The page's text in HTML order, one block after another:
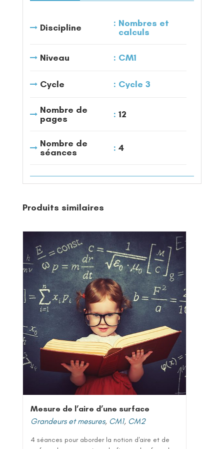
Discipline
Nombres et
calculs
Niveau CM1
Cycle Cycle 3
Nombre de
pages
12
Nombre de
séances
4
Produits similaires
Mesure de l’aire d’une surface
Grandeurs et mesures, CM1, CM2
4 séances pour aborder la notion d'aire et de